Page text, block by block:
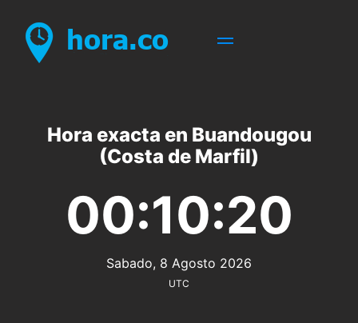
Hora exacta en Buandougou
(Costa de Marfil)
00:10:20
Sabado, 8 Agosto 2026
UTC